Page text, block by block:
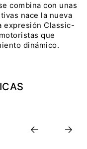
combina con unas
nace la nueva
expresión Classic-
que
dinámico.
Previous Next